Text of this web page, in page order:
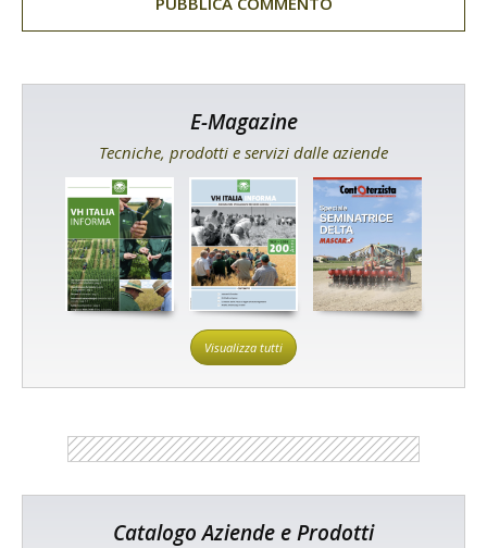
E-Magazine
Tecniche, prodotti e servizi dalle aziende
Visualizza tutti
Catalogo Aziende e Prodotti